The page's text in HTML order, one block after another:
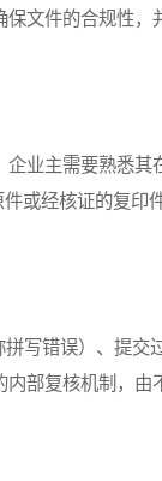
文件的合规性
业主需要熟悉其
或经核证的复印
错误）、提交
部复核机制，